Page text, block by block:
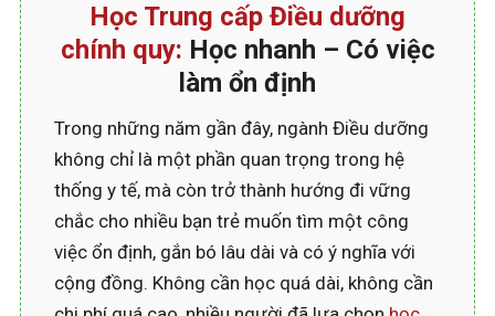
Học Trung cấp Điều dưỡng
chính quy: Học nhanh – Có việc
làm ổn định
Trong những năm gần đây, ngành Điều dưỡng
không chỉ là một phần quan trọng trong hệ
thống y tế, mà còn trở thành hướng đi vững
chắc cho nhiều bạn trẻ muốn tìm một công
việc ổn định, gắn bó lâu dài và có ý nghĩa với
cộng đồng. Không cần học quá dài, không cần